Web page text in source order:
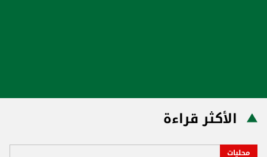
الأكثر قراءة
محليات